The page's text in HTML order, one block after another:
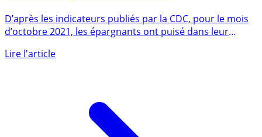
d’octobre 2021, -3.4 milliards d’euros
d’octobre 2021, les épargnants ont puisé dans leur